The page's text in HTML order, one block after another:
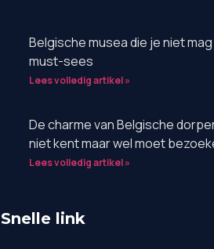
Belgische musea die je niet
must-sees
Lees volledig artikel »
De charme van Belgische
niet kent maar wel moet
Lees volledig artikel »
Snelle link